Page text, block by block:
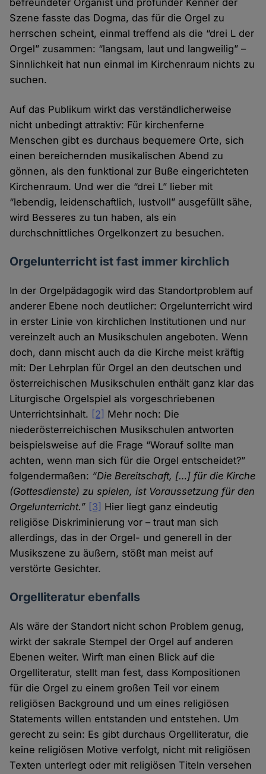
befreundeter Organist und profunder Kenner der
Szene fasste das Dogma, das für die Orgel zu
herrschen scheint, einmal treffend als die “drei L der
Orgel” zusammen: “langsam, laut und langweilig” –
Sinnlichkeit hat nun einmal im Kirchenraum nichts zu
suchen.
Auf das Publikum wirkt das verständlicherweise
nicht unbedingt attraktiv: Für kirchenferne
Menschen gibt es durchaus bequemere Orte, sich
einen bereichernden musikalischen Abend zu
gönnen, als den funktional zur Buße eingerichteten
Kirchenraum. Und wer die “drei L” lieber mit
“lebendig, leidenschaftlich, lustvoll” ausgefüllt sähe,
wird Besseres zu tun haben, als ein
durchschnittliches Orgelkonzert zu besuchen.
Orgelunterricht ist fast immer kirchlich
In der Orgelpädagogik wird das Standortproblem auf
anderer Ebene noch deutlicher: Orgelunterricht wird
in erster Linie von kirchlichen Institutionen und nur
vereinzelt auch an Musikschulen angeboten. Wenn
doch, dann mischt auch da die Kirche meist kräftig
mit: Der Lehrplan für Orgel an den deutschen und
österreichischen Musikschulen enthält ganz klar das
Liturgische Orgelspiel als vorgeschriebenen
Unterrichtsinhalt. [2] Mehr noch: Die
niederösterreichischen Musikschulen antworten
beispielsweise auf die Frage “Worauf sollte man
achten, wenn man sich für die Orgel entscheidet?”
folgendermaßen: “Die Bereitschaft, […] für die Kirche
(Gottesdienste) zu spielen, ist Voraussetzung für den
Orgelunterricht.” [3] Hier liegt ganz eindeutig
religiöse Diskriminierung vor – traut man sich
allerdings, das in der Orgel- und generell in der
Musikszene zu äußern, stößt man meist auf
verstörte Gesichter.
Orgelliteratur ebenfalls
Als wäre der Standort nicht schon Problem genug,
wirkt der sakrale Stempel der Orgel auf anderen
Ebenen weiter. Wirft man einen Blick auf die
Orgelliteratur, stellt man fest, dass Kompositionen
für die Orgel zu einem großen Teil vor einem
religiösen Background und um eines religiösen
Statements willen entstanden und entstehen. Um
gerecht zu sein: Es gibt durchaus Orgelliteratur, die
keine religiösen Motive verfolgt, nicht mit religiösen
Texten unterlegt oder mit religiösen Titeln versehen